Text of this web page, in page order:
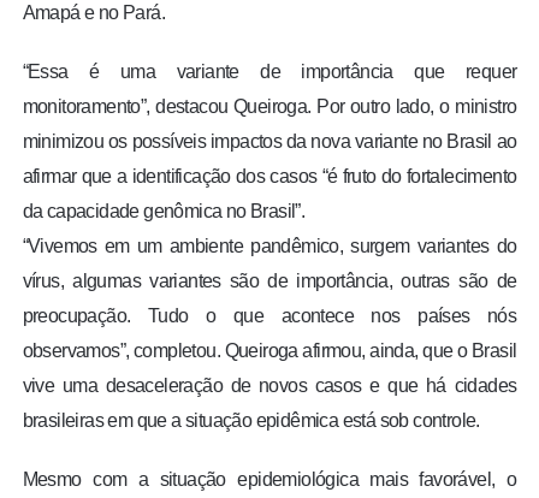
Amapá e no Pará.
“Essa é uma variante de importância que requer
monitoramento”, destacou Queiroga. Por outro lado, o ministro
minimizou os possíveis impactos da nova variante no Brasil ao
afirmar que a identificação dos casos “é fruto do fortalecimento
da capacidade genômica no Brasil”.
“Vivemos em um ambiente pandêmico, surgem variantes do
vírus, algumas variantes são de importância, outras são de
preocupação. Tudo o que acontece nos países nós
observamos”, completou. Queiroga afirmou, ainda, que o Brasil
vive uma desaceleração de novos casos e que há cidades
brasileiras em que a situação epidêmica está sob controle.
Mesmo com a situação epidemiológica mais favorável, o